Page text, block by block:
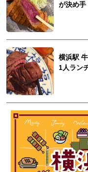
が決め手
横浜駅
1人ラン